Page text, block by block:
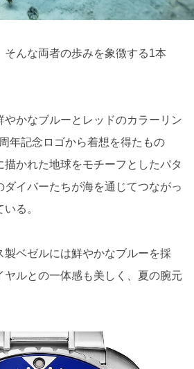
そんな両者の歩みを象徴する1本
やかなブルーとレッドのカラーリン
年記念ロゴから着想を得たもの
描かれた地球をモチーフとしたパタ
ダイバーたちが海を通じてつながっ
る。
製ベゼルには鮮やかなブルーを採
ヤルとの一体感も美しく、夏の腕元